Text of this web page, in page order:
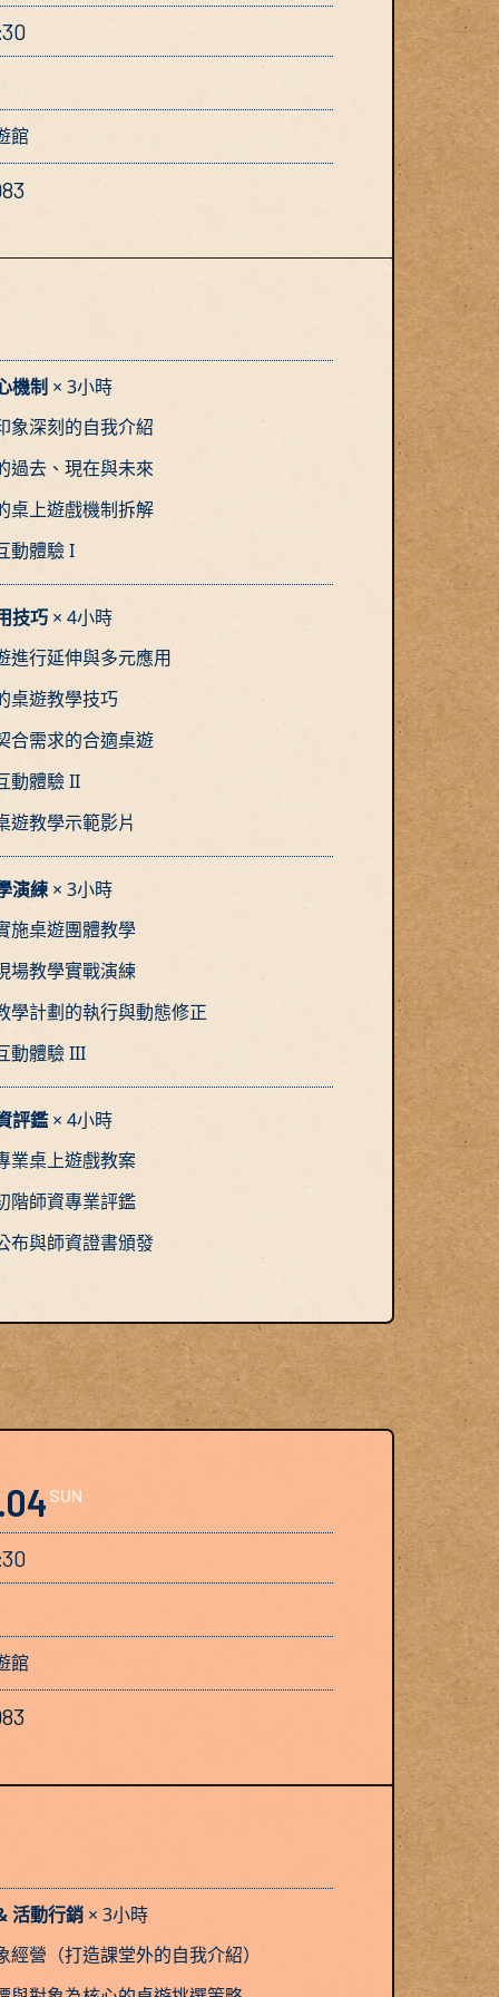
館
機制 × 3小時
象深刻的自我介紹
過去、現在與未來
桌上遊戲機制拆解
動體驗 I
技巧 × 4小時
進行延伸與多元應用
桌遊教學技巧
合需求的合適桌遊
動體驗 II
遊教學示範影片
演練 × 3小時
施桌遊團體教學
場教學實戰演練
學計劃的執行與動態修正
動體驗 III
評鑑 × 4小時
業桌上遊戲教案
階師資專業評鑑
布與師資證書頒發
SUN
館
活動行銷 × 3小時
經營（打造課堂外的自我介紹）